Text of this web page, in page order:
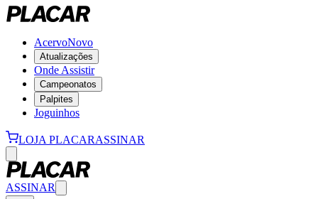
AcervoNovo
Atualizações
Onde Assistir
Campeonatos
Palpites
Joguinhos
LOJA PLACARASSINAR
ASSINAR